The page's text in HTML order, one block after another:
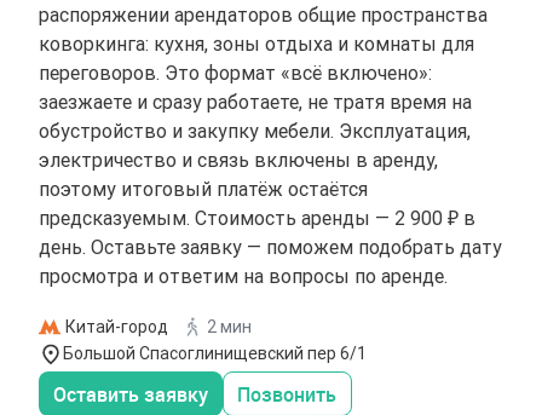
распоряжении арендаторов общие пространства
коворкинга: кухня, зоны отдыха и комнаты для
переговоров. Это формат «всё включено»:
заезжаете и сразу работаете, не тратя время на
обустройство и закупку мебели. Эксплуатация,
электричество и связь включены в аренду,
поэтому итоговый платёж остаётся
предсказуемым. Стоимость аренды — 2 900 ₽ в
день. Оставьте заявку — поможем подобрать дату
просмотра и ответим на вопросы по аренде.
Китай-город
2 мин
Большой Спасоглинищевский пер 6/1
Оставить заявку Позвонить